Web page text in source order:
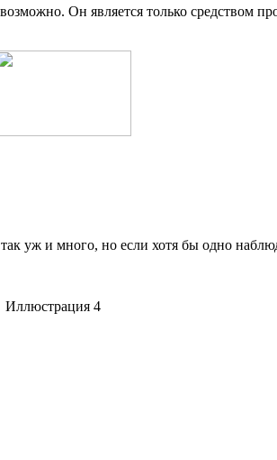
Он является только средством
уж и много, но если хотя бы одно